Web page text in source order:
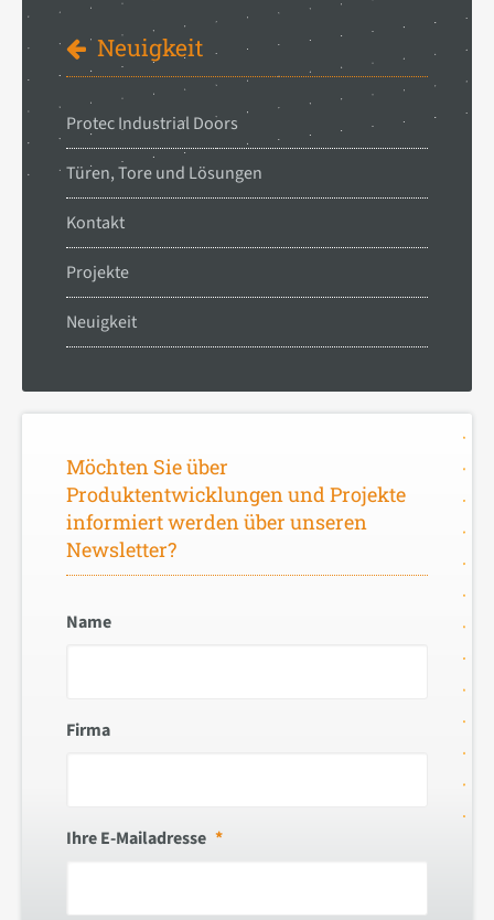
Neuigkeit
Protec Industrial Doors
Türen, Tore und Lösungen
Kontakt
Projekte
Neuigkeit
Möchten Sie über
Produktentwicklungen und Projekte
informiert werden über unseren
Newsletter?
Name
Firma
Ihre E-Mailadresse *